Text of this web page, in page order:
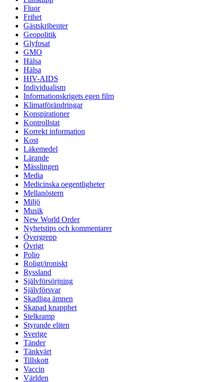
Fluor
Frihet
Gästskribenter
Geopolitik
Glyfosat
GMO
Hälsa
Hälsa
HIV-AIDS
Individualism
Informationskrigets egen film
Klimatförändringar
Konspirationer
Kontrollstat
Korrekt information
Kost
Läkemedel
Lärande
Mässlingen
Media
Medicinska oegentligheter
Mellanöstern
Miljö
Musik
New World Order
Nyhetstips och kommentarer
Övergrepp
Övrigt
Polio
Roligt/ironiskt
Ryssland
Självförsörjning
Självförsvar
Skadliga ämnen
Skapad knapphet
Stelkramp
Styrande eliten
Sverige
Tänder
Tänkvärt
Tillskott
Vaccin
Världen